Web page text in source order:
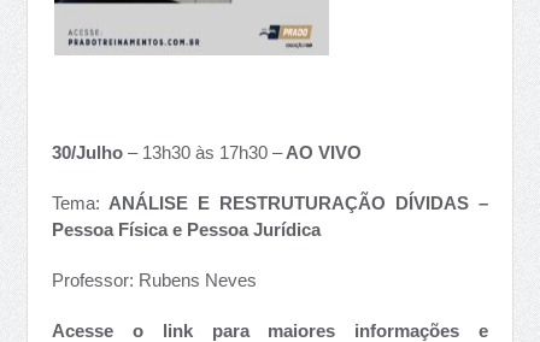
30/Julho– 13h30 às 17h30 –AO VIVO
Tema: ANÁLISE E RESTRUTURAÇÃO DÍVIDAS –
Pessoa Física e Pessoa Jurídica
Professor: Rubens Neves
Acesse o link para maiores informações e